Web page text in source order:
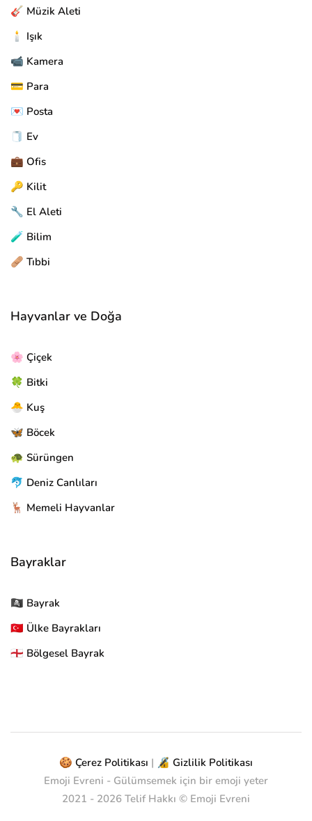
🎸 Müzik Aleti
🕯️ Işık
📹 Kamera
💳 Para
💌 Posta
🧻 Ev
💼 Ofis
🔑 Kilit
🔧 El Aleti
🧪 Bilim
🩹 Tıbbi
Hayvanlar ve Doğa
🌸 Çiçek
🍀 Bitki
🐣 Kuş
🦋 Böcek
🐢 Sürüngen
🐬 Deniz Canlıları
🦌 Memeli Hayvanlar
Bayraklar
🏴‍☠ Bayrak
🇹🇷 Ülke Bayrakları
🏴󠁧󠁢󠁥󠁮󠁧󠁿 Bölgesel Bayrak
🍪 Çerez Politikası | 🔏 Gizlilik Politikası
Emoji Evreni - Gülümsemek için bir emoji yeter
2021 - 2026 Telif Hakkı © Emoji Evreni